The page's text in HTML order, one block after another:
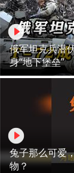
俄军坦克兵潜
身“地下堡垒”
兔子那么可爱
物？